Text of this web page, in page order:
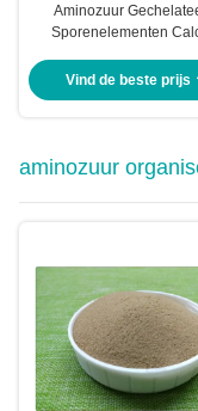
Aminozuur
Sporenelementen
Vind de beste prijs
aminozuur